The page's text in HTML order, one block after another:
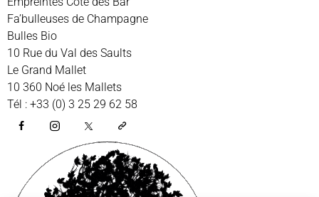
Fa’bulleuses de Champagne
Bulles Bio
10 Rue du Val des Saults
Le Grand Mallet
10 360 Noé les Mallets
Tél : +33 (0) 3 25 29 62 58